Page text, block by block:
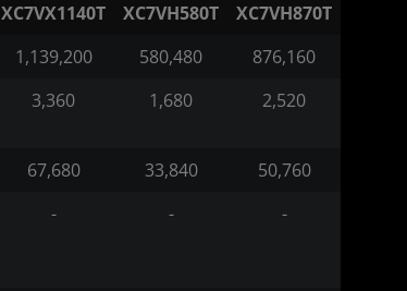
XC7VX1140T XC7VH580T
XC7VH870T
1,139,200 580,480
876,160
3,360 1,680 2,520
67,680 33,840
50,760
- - -